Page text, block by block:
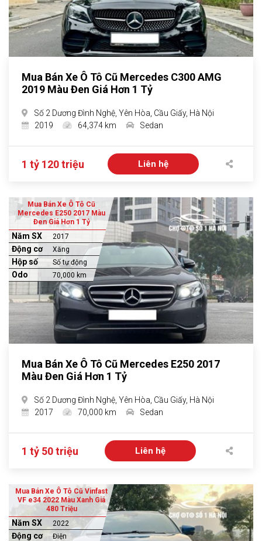
Mua Bán Xe Ô Tô Cũ Mercedes C300 AMG
2019 Màu Đen Giá Hơn 1 Tỷ
Số 2 Dương Đình Nghệ, Yên Hòa, Cầu Giấy, Hà Nội
2019
64,374 km Sedan
1 tỷ 120 triệu Liên hệ
Mua Bán Xe Ô Tô Cũ
Mercedes E250 2017 Màu
Đen Giá Hơn 1 Tỷ
Năm SX 2017
Động cơ Xăng
Hộp số Số tự động
Odo 70,000 km
Mua Bán Xe Ô Tô Cũ Mercedes E250 2017
Màu Đen Giá Hơn 1 Tỷ
Số 2 Dương Đình Nghệ, Yên Hòa, Cầu Giấy, Hà Nội
2017
70,000 km Sedan
1 tỷ 50 triệu Liên hệ
Mua Bán Xe Ô Tô Cũ Vinfast
VF e34 2022 Màu Xanh Giá
480 Triệu
Năm SX 2022
Động cơ Điện